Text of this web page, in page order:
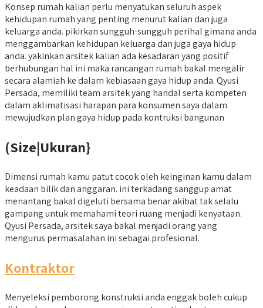
Konsep rumah kalian perlu menyatukan seluruh aspek
kehidupan rumah yang penting menurut kalian dan juga
keluarga anda. pikirkan sungguh-sungguh perihal gimana anda
menggambarkan kehidupan keluarga dan juga gaya hidup
anda. yakinkan arsitek kalian ada kesadaran yang positif
berhubungan hal ini maka rancangan rumah bakal mengalir
secara alamiah ke dalam kebiasaan gaya hidup anda. Qyusi
Persada, memiliki team arsitek yang handal serta kompeten
dalam aklimatisasi harapan para konsumen saya dalam
mewujudkan plan gaya hidup pada kontruksi bangunan
(Size|Ukuran}
Dimensi rumah kamu patut cocok oleh keinginan kamu dalam
keadaan bilik dan anggaran. ini terkadang sanggup amat
menantang bakal digeluti bersama benar akibat tak selalu
gampang untuk memahami teori ruang menjadi kenyataan.
Qyusi Persada, arsitek saya bakal menjadi orang yang
mengurus permasalahan ini sebagai profesional.
Kontraktor
Menyeleksi pemborong konstruksi anda enggak boleh cukup